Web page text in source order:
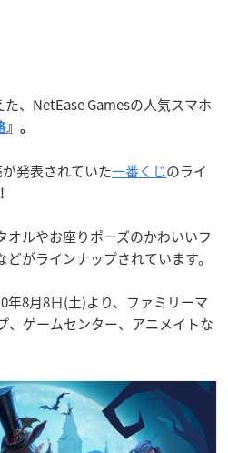
た、NetEase Gamesの人気スマホ
』。
発表されていた一番くじのライ
ルやお座りポーズのかわいいフ
がラインナップされています。
年8月8日(土)より、ファミリーマ
、ゲームセンター、アニメイトな